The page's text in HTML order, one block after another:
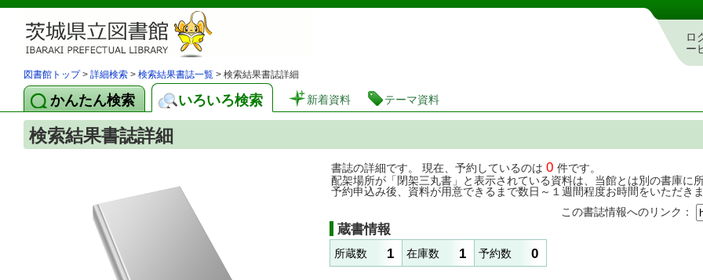
茨城県立図書館 蔵書検索・予約システム
ロ
ー
図書館トップ> 詳細検索 > 検索結果書誌一覧 > 検索結果書誌詳細
かんたん検索 いろいろ検索 新着資料 テーマ資料
検索結果書誌詳細
書誌の詳細です。 現在、予約しているのは 0 件です。
配架場所が「閉架三丸書」と表示されている資料は、当館とは別の書庫に
予約申込み後、資料が用意できるまで数日～１週間程度お時間をいただきま
この書誌情報へのリンク：
蔵書情報
所蔵数 1 在庫数 1 予約数 0